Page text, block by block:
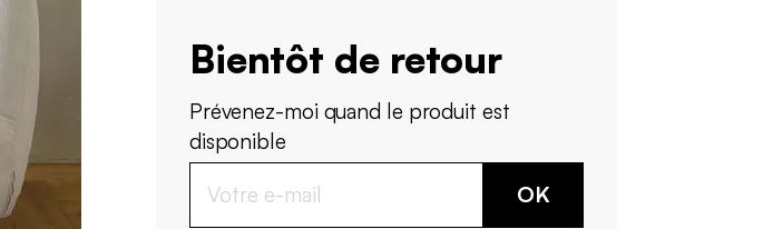
Bientôt de retour
Prévenez-moi quand le produit est
disponible
OK